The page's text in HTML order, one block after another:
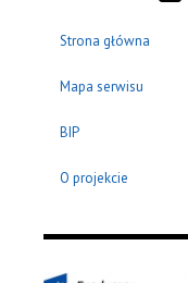
Strona główna
Mapa serwisu
BIP
O projekcie